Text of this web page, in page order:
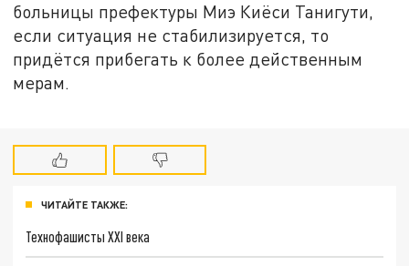
больницы префектуры Миэ Киёси Танигути,
если ситуация не стабилизируется, то
придётся прибегать к более действенным
мерам.
ЧИТАЙТЕ ТАКЖЕ:
Технофашисты XXI века